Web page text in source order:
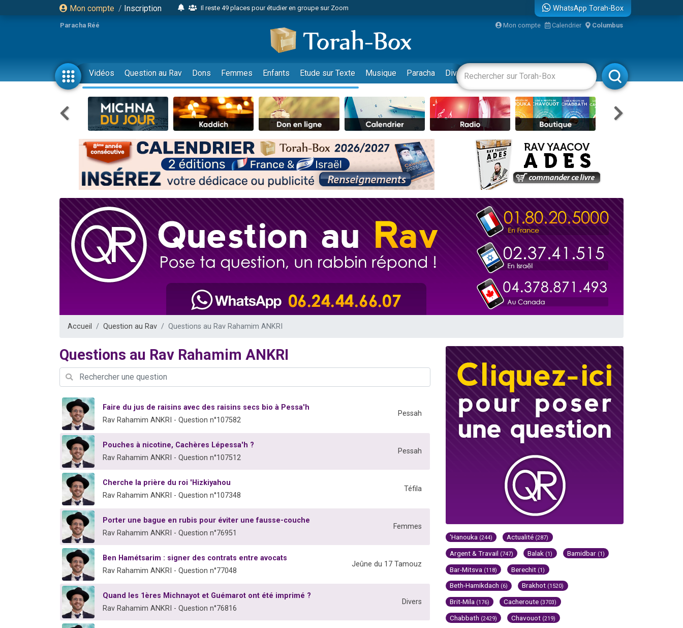
Mon compte / Inscription
Il reste 49 places pour étudier en groupe sur Zoom
2 personnes viennent de nous rejoindre sur WhatsApp
6 personnes viennent de nous rejoindre sur WhatsApp
4 personnes viennent de faire un don pour Reloger Rivka, 6 enfants, victime de violences...
2 personnes viennent de faire un don pour 1 Journée de Vacances Pour les Enfants
17 personnes viennent de demander une bénédiction
4 personnes viennent de nous rejoindre sur WhatsApp
Il reste 49 places pour étudier en groupe sur Zoom
Eva vient de donner son Maasser
4 personnes viennent de nous rejoindre sur WhatsApp
3 personnes viennent de nous rejoindre sur WhatsApp
Odaya vient de donner son Maasser
3 personnes viennent de faire un don pour 5 jours de vacances aux Orphelins
2 personnes viennent de nous rejoindre sur WhatsApp
13 personnes viennent de demander une bénédiction
Il reste 49 places pour étudier en groupe sur Zoom
12 nouvelles musiques dans Torah-Box Music
29 personnes viennent de demander une bénédiction
WhatsApp Torah-Box
Paracha Réé Mon compte Calendrier Columbus
Vidéos Question au Rav Dons Femmes Enfants Etude sur Texte Musique Paracha Divertissements Livres Rabbanim
Accueil Question au Rav Questions au Rav Rahamim ANKRI
Questions au Rav Rahamim ANKRI
Faire du jus de raisins avec des raisins secs bio à Pessa'h
Rav Rahamim ANKRI - Question n°107582
Pessah
Pouches à nicotine, Cachères Lépessa'h ?
Rav Rahamim ANKRI - Question n°107512
Pessah
Cherche la prière du roi 'Hizkiyahou
Rav Rahamim ANKRI - Question n°107348
Téfila
Porter une bague en rubis pour éviter une fausse-couche
Rav Rahamim ANKRI - Question n°76951
Femmes
Ben Hamétsarim : signer des contrats entre avocats
Rav Rahamim ANKRI - Question n°77048
Jeûne du 17 Tamouz
Quand les 1ères Michnayot et Guémarot ont été imprimé ?
Rav Rahamim ANKRI - Question n°76816
Divers
'Hanouka (244) Actualité (287)
Argent & Travail (747) Balak (1) Bamidbar (1)
Bar-Mitsva (118) Berechit (1)
Beth-Hamikdach (6) Brakhot (1520)
Brit-Mila (176) Cacheroute (3703)
Chabbath (2429) Chavouot (219)